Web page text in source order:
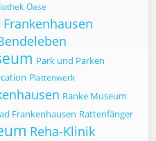
Oase
Park und Parken
Plattenwerk
Ranke Museum
Frankenhausen Rattenfänger
Reha-Klinik